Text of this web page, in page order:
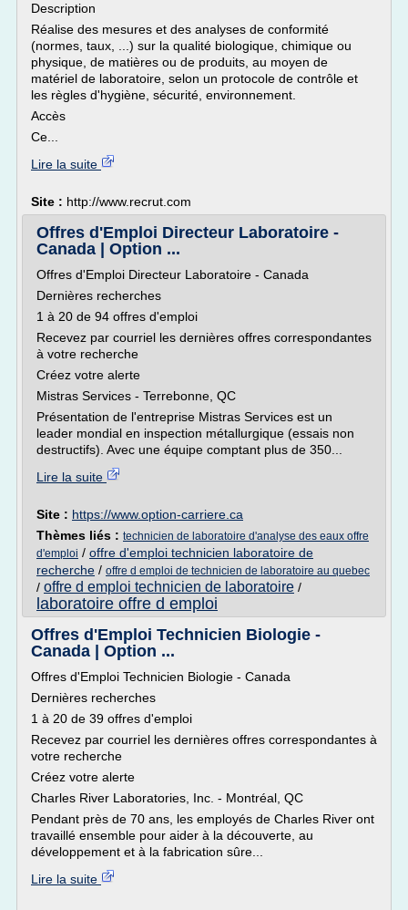
Description
Réalise des mesures et des analyses de conformité
(normes, taux, ...) sur la qualité biologique, chimique ou
physique, de matières ou de produits, au moyen de
matériel de laboratoire, selon un protocole de contrôle et
les règles d'hygiène, sécurité, environnement.
Accès
Ce...
Lire la suite
Site : http://www.recrut.com
Offres d'Emploi Directeur Laboratoire -
Canada | Option ...
Offres d'Emploi Directeur Laboratoire - Canada
Dernières recherches
1 à 20 de 94 offres d'emploi
Recevez par courriel les dernières offres correspondantes
à votre recherche
Créez votre alerte
Mistras Services - Terrebonne, QC
Présentation de l'entreprise Mistras Services est un
leader mondial en inspection métallurgique (essais non
destructifs). Avec une équipe comptant plus de 350...
Lire la suite
Site : https://www.option-carriere.ca
Thèmes liés : technicien de laboratoire d'analyse des eaux offre
d'emploi / offre d'emploi technicien laboratoire de
recherche / offre d emploi de technicien de laboratoire au quebec
/ offre d emploi technicien de laboratoire /
laboratoire offre d emploi
Offres d'Emploi Technicien Biologie -
Canada | Option ...
Offres d'Emploi Technicien Biologie - Canada
Dernières recherches
1 à 20 de 39 offres d'emploi
Recevez par courriel les dernières offres correspondantes à
votre recherche
Créez votre alerte
Charles River Laboratories, Inc. - Montréal, QC
Pendant près de 70 ans, les employés de Charles River ont
travaillé ensemble pour aider à la découverte, au
développement et à la fabrication sûre...
Lire la suite